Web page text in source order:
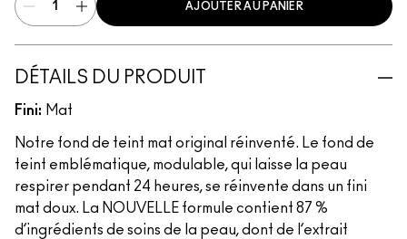
AJOUTER AU PANIER
DÉTAILS DU PRODUIT
Fini: Mat
Notre fond de teint mat original réinventé. Le fond de
teint emblématique, modulable, qui laisse la peau
respirer pendant 24 heures, se réinvente dans un fini
mat doux. La NOUVELLE formule contient 87 %
d’ingrédients de soins de la peau, dont de l’extrait